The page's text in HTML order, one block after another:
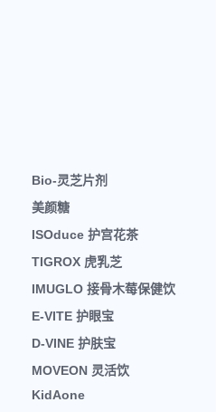
Bio-灵芝片剂
美颜糖
ISOduce 护宫花茶
TIGROX 虎乳芝
IMUGLO 接骨木莓保健饮
E-VITE 护眼宝
D-VINE 护肤宝
MOVEON 灵活饮
KidAone